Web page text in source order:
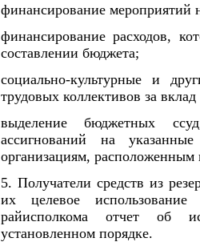
финансирование мероприятий
финансирование расходов,
составлении бюджета;
социально-культурные и
трудовых коллективов за
выделение бюджетных
ассигнований на
организациям, расположенным
5. Получатели средств из
их целевое
райисполкома отчет об
установленном порядке.